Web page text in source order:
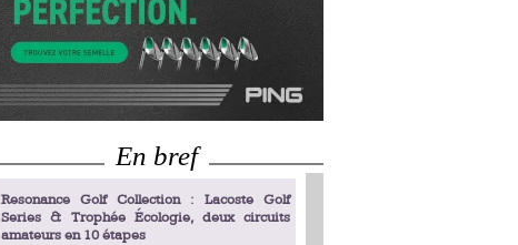
En bref
Resonance Golf Collection : Lacoste Golf
Series & Trophée Écologie, deux circuits
amateurs en 10 étapes